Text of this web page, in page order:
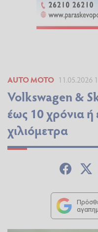
AUTO MOTO 11.05.2026
Volkswagen &
έως 10 χρόνια
χιλιόμετρα